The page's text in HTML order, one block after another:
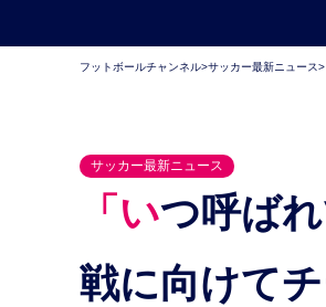
フットボールチャンネル>サッカー最新ニュース>
サッカー最新ニュース
「いつ呼ばれてもいい準備を」。槙野智章、イラン
戦に向けて